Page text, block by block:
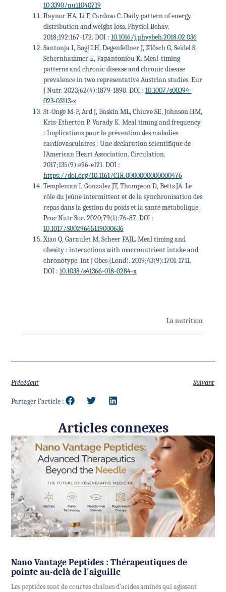
10.3390/nu11040719
Raynor HA, Li F, Cardoso C. Daily pattern of energy
distribution and weight loss. Physiol Behav.
2018;192:167-172. DOI : 10.1016/j.physbeh.2018.02.036
Santonja I, Bogl LH, Degenfellner J, Klösch G, Seidel S,
Schernhammer E, Papantoniou K. Meal-timing
patterns and chronic disease and chronic disease
prevalence in two representative Austrian studies. Eur
J Nutr. 2023;62(4):1879-1890. DOI : 10.1007/s00394-
023-03113-z
St-Onge M-P, Ard J, Baskin ML, Chiuve SE, Johnson HM,
Kris-Etherton P, Varady K. Meal timing and frequency
: Implications pour la prévention des maladies
cardiovasculaires : Une déclaration scientifique de
l'American Heart Association. Circulation.
2017;135(9):e96-e121. DOI :
https://doi.org/10.1161/CIR.0000000000000476
Templeman I, Gonzalez JT, Thompson D, Betts JA. Le
rôle du jeûne intermittent et de la synchronisation des
repas dans la gestion du poids et la santé métabolique.
Proc Nutr Soc. 2020;79(1):76-87. DOI :
10.1017/S0029665119000636
Xiao Q, Garaulet M, Scheer FAJL. Meal timing and
obesity : interactions with macronutrient intake and
chronotype. Int J Obes (Lond). 2019;43(9):1701-1711.
DOI : 10.1038/s41366-018-0284-x
La nutrition
Précédent Suivant
Partager l'article :
Articles connexes
Nano Vantage Peptides : Thérapeutiques de
pointe au-delà de l'aiguille
Les peptides sont de courtes chaînes d'acides aminés qui agissent